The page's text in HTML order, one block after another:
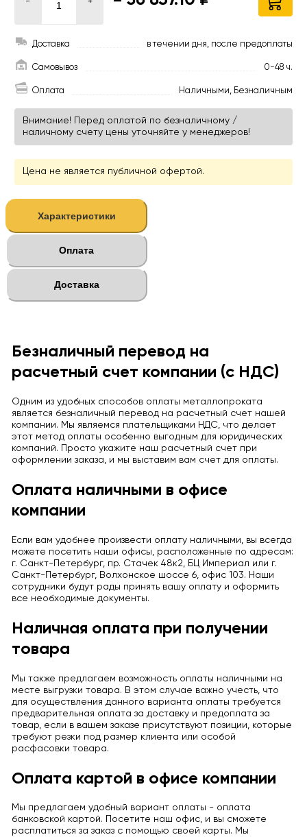
Доставка в течении дня, после предоплаты
Самовывоз 0-48 ч.
Оплата Наличными, Безналичным
Внимание! Перед оплатой по безналичному /
наличному счету цены уточняйте у менеджеров!
Цена не является публичной офертой.
Характеристики
Оплата
Доставка
Безналичный перевод на
расчетный счет компании (с НДС)
Одним из удобных способов оплаты металлопроката
является безналичный перевод на расчетный счет нашей
компании. Мы являемся плательщиками НДС, что делает
этот метод оплаты особенно выгодным для юридических
компаний. Просто укажите наш расчетный счет при
оформлении заказа, и мы выставим вам счет для оплаты.
Оплата наличными в офисе
компании
Если вам удобнее произвести оплату наличными, вы всегда
можете посетить наши офисы, расположенные по адресам:
г. Санкт-Петербург, пр. Стачек 48к2, БЦ Империал или г.
Санкт-Петербург, Волхонское шоссе 6, офис 103. Наши
сотрудники будут рады принять вашу оплату и оформить
все необходимые документы.
Наличная оплата при получении
товара
Мы также предлагаем возможность оплаты наличными на
месте выгрузки товара. В этом случае важно учесть, что
для осуществления данного варианта оплаты требуется
предварительная оплата за доставку и предоплата за
товар, если в вашем заказе присутствуют позиции, которые
требуют резки под размер клиента или особой
расфасовки товара.
Оплата картой в офисе компании
Мы предлагаем удобный вариант оплаты - оплата
банковской картой. Посетите наш офис, и вы сможете
расплатиться за заказ с помощью своей карты. Мы